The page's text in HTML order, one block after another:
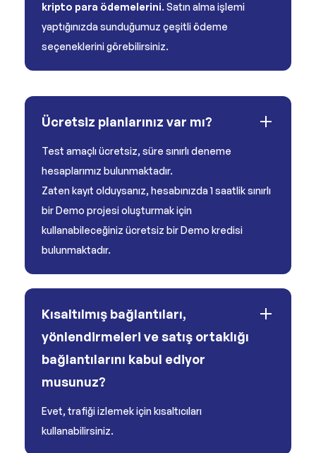
kripto para ödemelerini. Satın alma işlemi
yaptığınızda sunduğumuz çeşitli ödeme
seçeneklerini görebilirsiniz.
Ücretsiz planlarınız var mı?
Test amaçlı ücretsiz, süre sınırlı deneme
hesaplarımız bulunmaktadır.
Zaten kayıt olduysanız, hesabınızda 1 saatlik sınırlı
bir Demo projesi oluşturmak için
kullanabileceğiniz ücretsiz bir Demo kredisi
bulunmaktadır.
Kısaltılmış bağlantıları,
yönlendirmeleri ve satış ortaklığı
bağlantılarını kabul ediyor
musunuz?
Evet, trafiği izlemek için kısaltıcıları
kullanabilirsiniz.